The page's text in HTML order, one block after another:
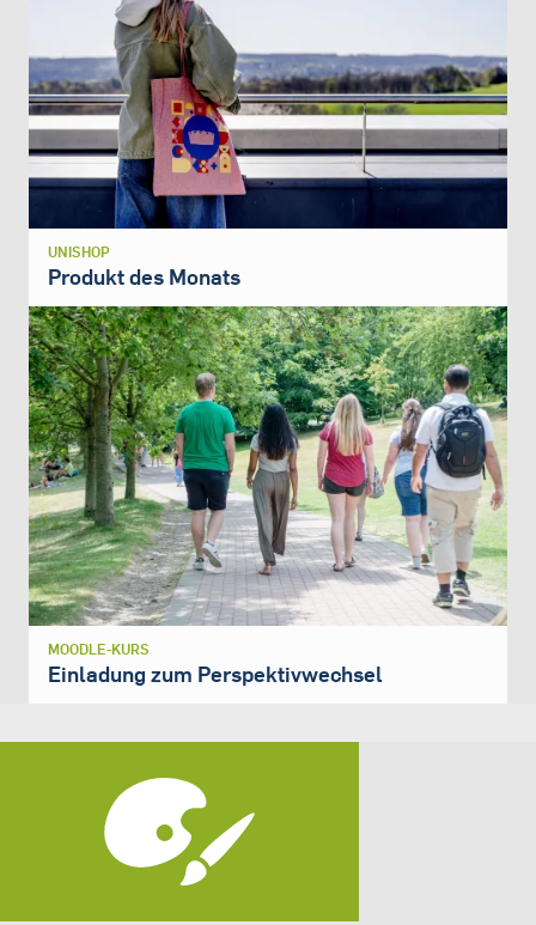
UNISHOP
Produkt des Monats
MOODLE-KURS
Einladung zum Perspektivwechsel